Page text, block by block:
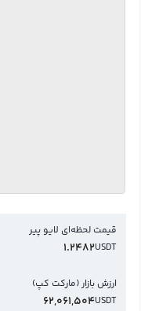
قیمت لحظه‌ای لایو پیر
USDT
1.2482
ارزش بازار (مارکت کپ)
USDT
62,061,504